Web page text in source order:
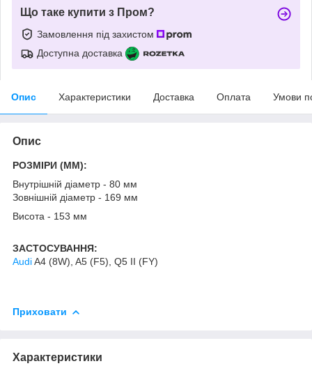
Що таке купити з Пром?
Замовлення під захистом
Доступна доставка
Опис Характеристики Доставка Оплата Умови
Опис
РОЗМІРИ (MM):
Внутрішній діаметр - 80 мм
Зовнішній діаметр - 169 мм
Висота - 153 мм
ЗАСТОСУВАННЯ:
AudiA4 (8W), A5 (F5), Q5 II (FY)
Приховати
Характеристики